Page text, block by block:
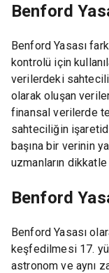
Benford
Benford Yasası
kontrolü için
verilerdeki
olarak oluşan
finansal verilerde
sahteciliğin
başına bir verinin
uzmanların
Benford
Benford Yasası
keşfedilmesi 17.
astronom ve aynı